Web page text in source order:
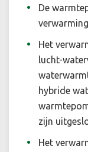
De
Het
lucht-
hybride
zijn
Het